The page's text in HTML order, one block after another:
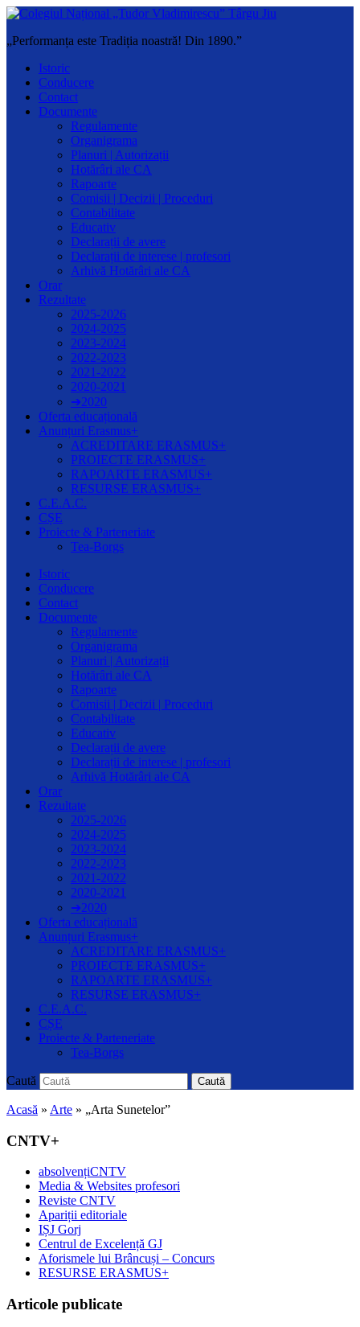
„Performanța este Tradiția noastră! Din 1890.”
Istoric
Conducere
Contact
Documente
Regulamente
Organigrama
Planuri | Autorizații
Hotărâri ale CA
Rapoarte
Comisii | Decizii | Proceduri
Contabilitate
Educativ
Declarații de avere
Declarații de interese | profesori
Arhivă Hotărâri ale CA
Orar
Rezultate
2025-2026
2024-2025
2023-2024
2022-2023
2021-2022
2020-2021
➔2020
Oferta educațională
Anunțuri Erasmus+
ACREDITARE ERASMUS+
PROIECTE ERASMUS+
RAPOARTE ERASMUS+
RESURSE ERASMUS+
C.E.A.C.
CȘE
Proiecte & Parteneriate
Tea-Borgs
Istoric
Conducere
Contact
Documente
Regulamente
Organigrama
Planuri | Autorizații
Hotărâri ale CA
Rapoarte
Comisii | Decizii | Proceduri
Contabilitate
Educativ
Declarații de avere
Declarații de interese | profesori
Arhivă Hotărâri ale CA
Orar
Rezultate
2025-2026
2024-2025
2023-2024
2022-2023
2021-2022
2020-2021
➔2020
Oferta educațională
Anunțuri Erasmus+
ACREDITARE ERASMUS+
PROIECTE ERASMUS+
RAPOARTE ERASMUS+
RESURSE ERASMUS+
C.E.A.C.
CȘE
Proiecte & Parteneriate
Tea-Borgs
Caută Caută
Acasă » Arte » „Arta Sunetelor”
CNTV+
absolvențiCNTV
Media & Websites profesori
Reviste CNTV
Apariții editoriale
IȘJ Gorj
Centrul de Excelență GJ
Aforismele lui Brâncuși – Concurs
RESURSE ERASMUS+
Articole publicate